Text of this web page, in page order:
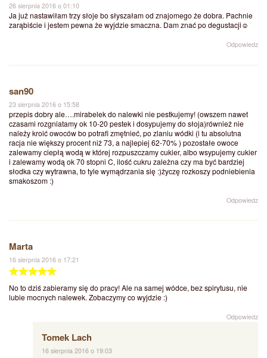
26 sierpnia 2016 o 01:10
Ja już nastawiłam trzy słoje bo słyszałam od znajomego że dobra. Pachnie
zarąbiście i jestem pewna że wyjdzie smaczna. Dam znać po degustacji☺
Odpowiedz
san90
23 sierpnia 2016 o 15:58
przepis dobry ale….mirabelek do nalewki nie pestkujemy! (owszem nawet
czasami rozgniatamy ok 10-20 pestek i dosypujemy do słoja)również nie
należy kroić owoców bo potrafi zmętnieć, po zlaniu wódki (i tu absolutna
racja nie większy procent niż 73, a najlepiej 62-70% ) pozostałe owoce
zalewamy ciepłą wodą w której rozpuszczamy cukier, albo wsypujemy cukier
i zalewamy wodą ok 70 stopni C, ilość cukru zależna czy ma być bardziej
słodka czy wytrawna, to tyle wymądrzania się :)życzę rozkoszy podniebienia
smakoszom :)
Odpowiedz
Marta
16 sierpnia 2016 o 17:21
No to dziś zabieramy się do pracy! Ale na samej wódce, bez spirytusu, nie
lubie mocnych nalewek. Zobaczymy co wyjdzie :)
Odpowiedz
Tomek Lach
16 sierpnia 2016 o 19:03